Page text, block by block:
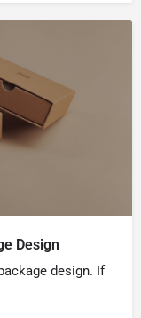
Design
design. If